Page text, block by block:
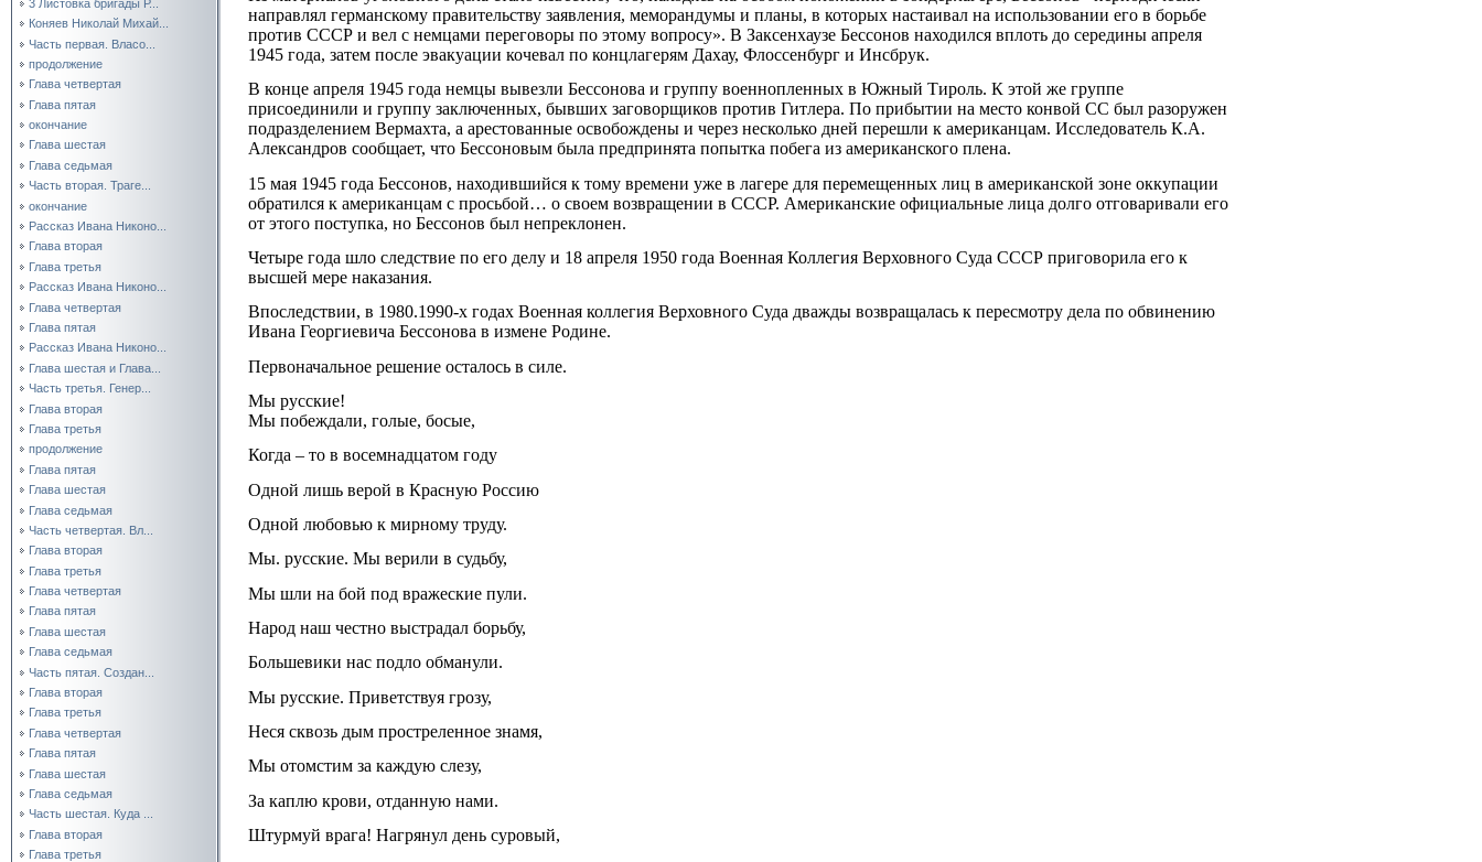
3 Листовка бригады Р...
Коняев Николай Михай...
Часть первая. Власо...
продолжение
Глава четвертая
Глава пятая
окончание
Глава шестая
Глава седьмая
Часть вторая. Траге...
окончание
Рассказ Ивана Никоно...
Глава вторая
Глава третья
Рассказ Ивана Никоно...
Глава четвертая
Глава пятая
Рассказ Ивана Никоно...
Глава шестая и Глава...
Часть третья. Генер...
Глава вторая
Глава третья
продолжение
Глава пятая
Глава шестая
Глава седьмая
Часть четвертая. Вл...
Глава вторая
Глава третья
Глава четвертая
Глава пятая
Глава шестая
Глава седьмая
Часть пятая. Создан...
Глава вторая
Глава третья
Глава четвертая
Глава пятая
Глава шестая
Глава седьмая
Часть шестая. Куда ...
Глава вторая
Глава третья
направлял германскому правительству заявления, меморандумы и планы, в которых настаивал на использовании его в борьбе
против СССР и вел с немцами переговоры по этому вопросу». В Заксенхаузе Бессонов находился вплоть до середины апреля
1945 года, затем после эвакуации кочевал по концлагерям Дахау, Флоссенбург и Инсбрук.
В конце апреля 1945 года немцы вывезли Бессонова и группу военнопленных в Южный Тироль. К этой же группе
присоединили и группу заключенных, бывших заговорщиков против Гитлера. По прибытии на место конвой СС был разоружен
подразделением Вермахта, а арестованные освобождены и через несколько дней перешли к американцам. Исследователь К.А.
Александров сообщает, что Бессоновым была предпринята попытка побега из американского плена.
15 мая 1945 года Бессонов, находившийся к тому времени уже в лагере для перемещенных лиц в американской зоне оккупации
обратился к американцам с просьбой… о своем возвращении в СССР. Американские официальные лица долго отговаривали его
от этого поступка, но Бессонов был непреклонен.
Четыре года шло следствие по его делу и 18 апреля 1950 года Военная Коллегия Верховного Суда СССР приговорила его к
высшей мере наказания.
Впоследствии, в 1980.1990-х годах Военная коллегия Верховного Суда дважды возвращалась к пересмотру дела по обвинению
Ивана Георгиевича Бессонова в измене Родине.
Первоначальное решение осталось в силе.
Мы русские!
Мы побеждали, голые, босые,
Когда – то в восемнадцатом году
Одной лишь верой в Красную Россию
Одной любовью к мирному труду.
Мы. русские. Мы верили в судьбу,
Мы шли на бой под вражеские пули.
Народ наш честно выстрадал борьбу,
Большевики нас подло обманули.
Мы русские. Приветствуя грозу,
Неся сквозь дым простреленное знамя,
Мы отомстим за каждую слезу,
За каплю крови, отданную нами.
Штурмуй врага! Нагрянул день суровый,